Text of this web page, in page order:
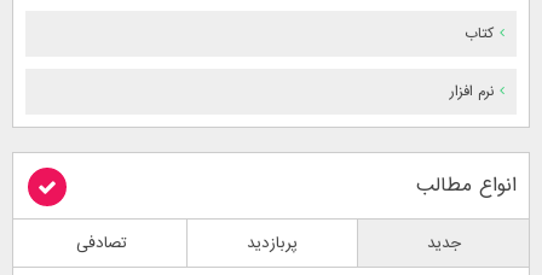
کتاب
نرم افزار
انواع مطالب
جدید پربازدید تصادفی